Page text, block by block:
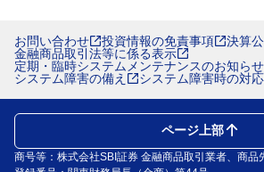
お問い合わせ 投資情報の免責事項
決算
金融商品取引法等に係る表示
定期・臨時システムメンテナンスのお知らせ
システム障害の備え
システム障害時の対応
商号等：株式会社SBI証券 金融商品取引業者、商品
ページ上部